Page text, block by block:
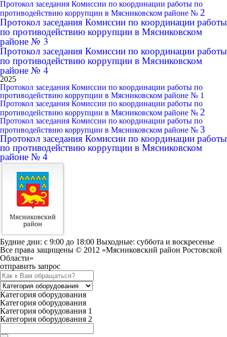
Протокол заседания Комиссии по координации работы по
противодействию коррупции в Мясниковском районе № 2
Протокол заседания Комиссии по координации работы
по противодействию коррупции в Мясниковском
районе № 3
Протокол заседания Комиссии по координации работы
по противодействию коррупции в Мясниковском
районе № 4
2025
Протокол заседания Комиссии по координации работы по
противодействию коррупции в Мясниковском районе № 1
Протокол заседания Комиссии по координации работы по
противодействию коррупции в Мясниковском районе № 2
Протокол заседания Комиссии по координации работы по
противодействию коррупции в Мясниковском районе № 3
Протокол заседания Комиссии по координации работы
по противодействию коррупции в Мясниковском
районе № 4
Будние дни: c 9:00 до 18:00 Выходные: суббота и воскресенье
Все права защищены © 2012 «Мясниковский район Ростовской
Области»
отправить запрос
Категория оборудования
Категория оборудования
Категория оборудования 1
Категория оборудования 2